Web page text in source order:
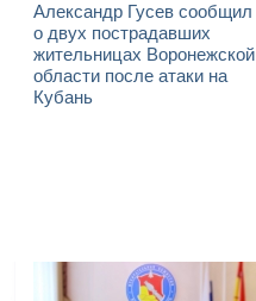
Александр Гусев сообщил
о двух пострадавших
жительницах Воронежской
области после атаки на
Кубань